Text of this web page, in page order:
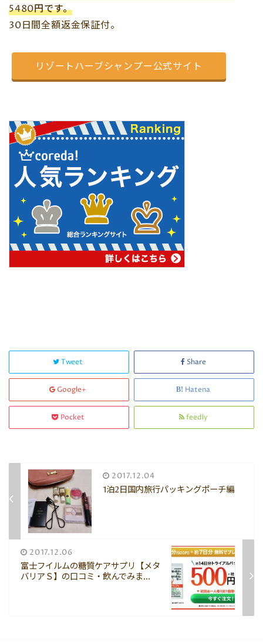
5480円です。
30日間全額返金保証付。
リゾートハーブシャンプー公式サイト
Tweet Share
Google+ Hatena
Pocket feedly
2017.12.04
1泊2日国内旅行パッキングポーチ編
2017.12.06
富士フイルムの糖質ケアサプリ【メタ
バリアＳ】の口コミ・飲んでみま...